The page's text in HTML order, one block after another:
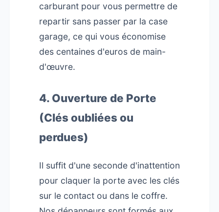
carburant pour vous permettre de
repartir sans passer par la case
garage, ce qui vous économise
des centaines d'euros de main-
d'œuvre.
4. Ouverture de Porte
(Clés oubliées ou
perdues)
Il suffit d'une seconde d'inattention
pour claquer la porte avec les clés
sur le contact ou dans le coffre.